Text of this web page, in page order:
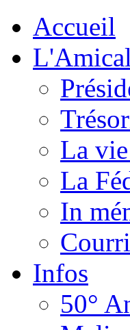
Accueil
La
La
In
Infos
50°